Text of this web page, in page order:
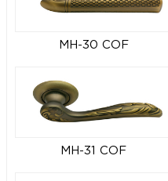
MH-30 COF
MH-31 COF